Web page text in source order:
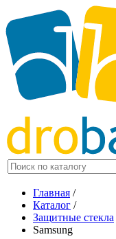
Главная /
Каталог /
Защитные стекла
Samsung